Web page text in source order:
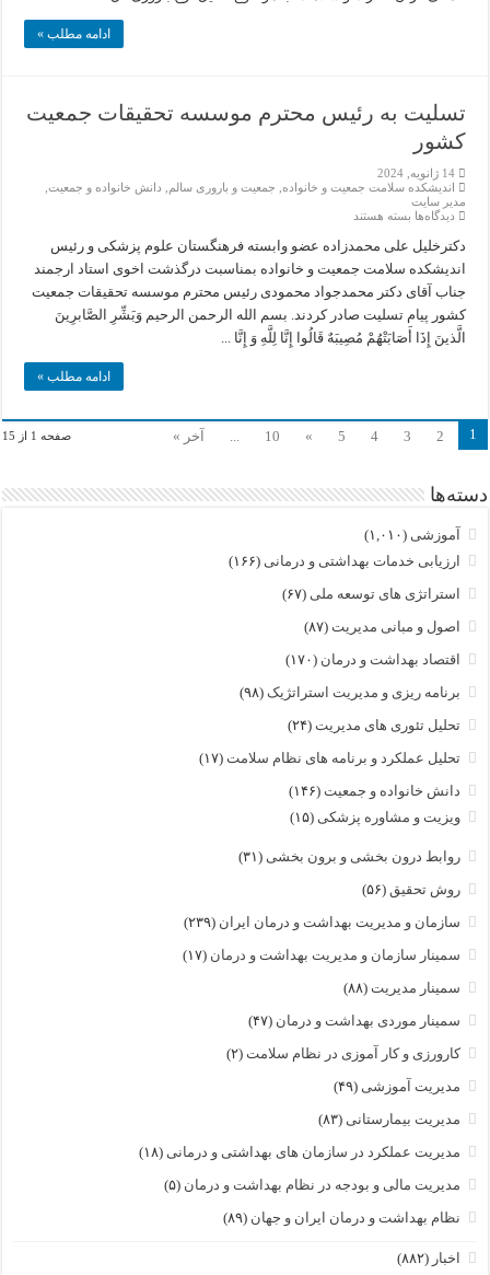
ادامه مطلب »
تسلیت به رئیس محترم موسسه تحقیقات جمعیت
کشور
14 ژانویه, 2024
اندیشکده سلامت جمعیت و خانواده جمعیت و باروری سالم دانش خانواده و جمعیت
مدیر سایت
دیدگاه‌ها برای
به
محترم
موسسه
تحقیقات
جمعیت
کشور
بسته هستند
دکترخلیل علی محمدزاده عضو وابسته فرهنگستان علوم پزشکی و رئیس
اندیشکده سلامت جمعیت و خانواده بمناسبت درگذشت اخوی استاد ارجمند
جناب آقای دکتر محمدجواد محمودی رئیس محترم موسسه تحقیقات جمعیت
کشور پیام تسلیت صادر کردند. بسم الله الرحمن الرحیم وَبَشِّرِ الصَّابرِینَ
الَّذینَ إِذَا أَصَابَتْهُمْ مُصِیبَهٌ قَالُوا إِنَّا لِلَّهِ وَ إِنَّا ...
ادامه مطلب »
صفحه 1 از 15 1
2
3
4
5
»
10
... آخر »
دسته‌ها
آموزشی (۱,۰۱۰)
ارزیابی خدمات بهداشتی و درمانی (۱۶۶)
استراتژی های توسعه ملی (۶۷)
اصول و مبانی مدیریت (۸۷)
اقتصاد بهداشت و درمان (۱۷۰)
برنامه ریزی و مدیریت استراتژیک (۹۸)
تحلیل تئوری های مدیریت (۲۴)
تحلیل عملکرد و برنامه های نظام سلامت (۱۷)
دانش خانواده و جمعیت (۱۴۶)
ویزیت و مشاوره پزشکی (۱۵)
روابط درون بخشی و برون بخشی (۳۱)
روش تحقیق (۵۶)
سازمان و مدیریت بهداشت و درمان ایران (۲۳۹)
سمینار سازمان و مدیریت بهداشت و درمان (۱۷)
سمینار مدیریت (۸۸)
سمینار موردی بهداشت و درمان (۴۷)
کارورزی و کار آموزی در نظام سلامت (۲)
مدیریت آموزشی (۴۹)
مدیریت بیمارستانی (۸۳)
مدیریت عملکرد در سازمان های بهداشتی و درمانی (۱۸)
مدیریت مالی و بودجه در نظام بهداشت و درمان (۵)
نظام بهداشت و درمان ایران و جهان (۸۹)
اخبار (۸۸۲)